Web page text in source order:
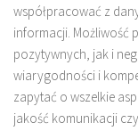
współpracować z
informacji. Możliwość
pozytywnych, jak i
wiarygodności i
zapytać o wszelkie
jakość komunikacji